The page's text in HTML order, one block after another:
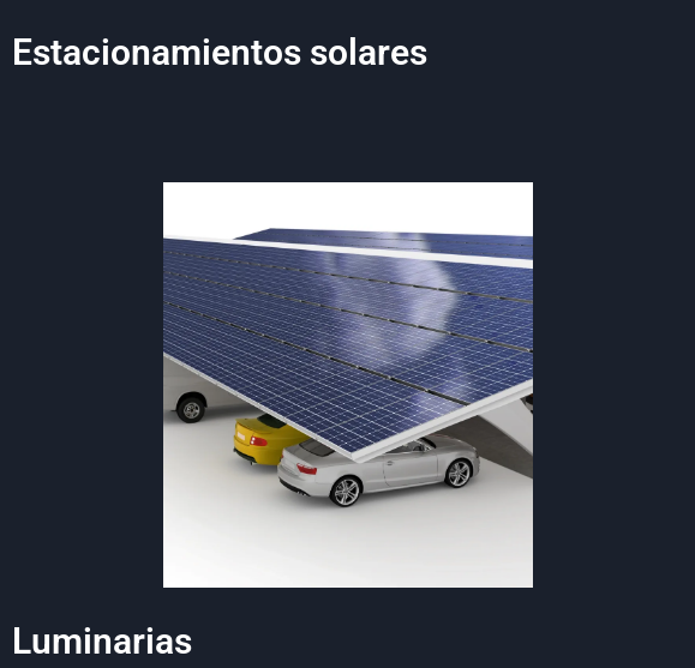
Estacionamientos solares
Luminarias